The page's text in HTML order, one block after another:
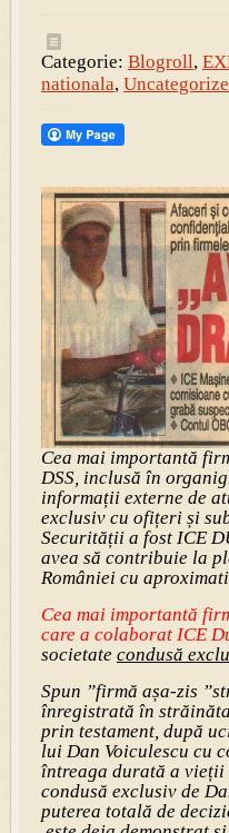
Categorie: Blogroll,
nationala,
Cea mai importantă
DSS, inclusă în
informații externe de
exclusiv cu ofițeri și
Securității a fost ICE
avea să contribuie la
României cu
Cea mai importantă
care a colaborat ICE
societate condusă
Spun ”firmă așa-zis
înregistrată în
prin testament, după
lui Dan Voiculescu cu
întreaga durată a
condusă exclusiv de
puterea totală de